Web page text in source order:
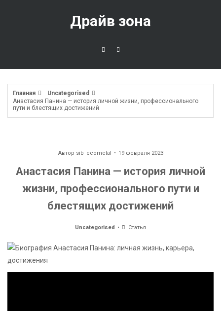
Драйв зона
Главная
Uncategorised
Анастасия Панина — история личной жизни, профессионального
пути и блестящих достижений
Автор sib_ecometal 19 февраля 2023
Анастасия Панина — история личной
жизни, профессионального пути и
блестящих достижений
Uncategorised Статья